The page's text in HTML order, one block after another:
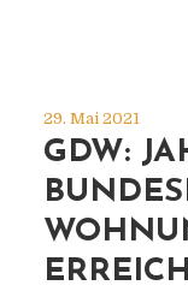
29. Mai 2021
GDW: